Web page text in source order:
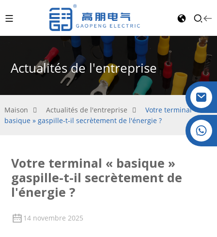
Cristal : +86 19032081821
Actualités de l'entreprise
Maison Actualités de l'entreprise
Votre terminal «
basique » gaspille-t-il secrètement de l'énergie ?
Votre terminal « basique »
gaspille-t-il secrètement de
l'énergie ?
14 novembre 2025